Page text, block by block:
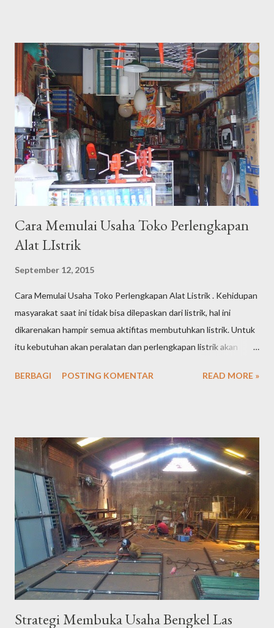
lakukan dan apa yang menjadi tugas pokok saya adalah satu,
berusaha mendaratkan kata kunci / keyword dari klien untuk bisa
berada di halaman 1 Google.co.id dengan semulus dan se-efektif
mungkin dengan rentang waktu tertentu dengan tujuan
kenaikan jumlah kunjungan yang berlanjut kepada target "
buying " sebagai end process di website klien. Saat ini, saya
telah memiliki puluhan klien yang terbagi atas bisnis personal
dan bad...
Cara Memulai Usaha Toko Perlengkapan
Alat LIstrik
September 12, 2015
Cara Memulai Usaha Toko Perlengkapan Alat Listrik . Kehidupan
masyarakat saat ini tidak bisa dilepaskan dari listrik, hal ini
dikarenakan hampir semua aktifitas membutuhkan listrik. Untuk
itu kebutuhan akan peralatan dan perlengkapan listrik akan
masyarakat akan peralatan listrik tentu saja menjadikan peluang
tidak ada salahnya Anda mencoba membuka toko perlengkapan
alat listrik, karena prospeknya yang masih sangat bagus. Berikut
ini adalah beberapa cara yang bisa anda pertimbangkan dalam
memulai membuka toko perlengkapan alat listrik: Lokasi usaha
Pemilihan lokasi usaha sangat penting karena akan berpengaruh
pada perkembangan usaha toko perlengkapan alat listrik yang
akan anda rintis. Pilihlah lokasi usaha yang strategis dan mudah
d...
BERBAGI POSTING KOMENTAR READ MORE »
Strategi Membuka Usaha Bengkel Las